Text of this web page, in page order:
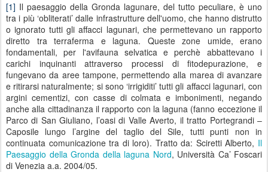
[1] Il paesaggio della Gronda lagunare, del tutto peculiare, è uno
tra i più ‘obliterati’ dalle infrastrutture dell'uomo, che hanno distrutto
o ignorato tutti gli affacci lagunari, che permettevano un rapporto
diretto tra terraferma e laguna. Queste zone umide, erano
fondamentali, per l'avifauna selvatica e perchè abbattevano i
carichi inquinanti attraverso processi di fitodepurazione, e
fungevano da aree tampone, permettendo alla marea di avanzare
e ritirarsi naturalmente; si sono ‘irrigiditi’ tutti gli affacci lagunari, con
argini cementizi, con casse di colmata e imbonimenti, negando
anche alla cittadinanza il rapporto con la laguna (fanno eccezione il
Parco di San Giuliano, l’oasi di Valle Averto, il tratto Portegrandi –
Caposile lungo l’argine del taglio del Sile, tutti punti non in
continuata comunicazione tra di loro). Tratto da: Sciretti Alberto, Il
Paesaggio della Gronda della laguna Nord, Università Ca’ Foscari
di Venezia a.a. 2004/05.